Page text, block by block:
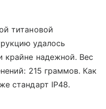
титановой
удалось
крайне надежной. Вес
215 граммов. Как
стандарт IP48.